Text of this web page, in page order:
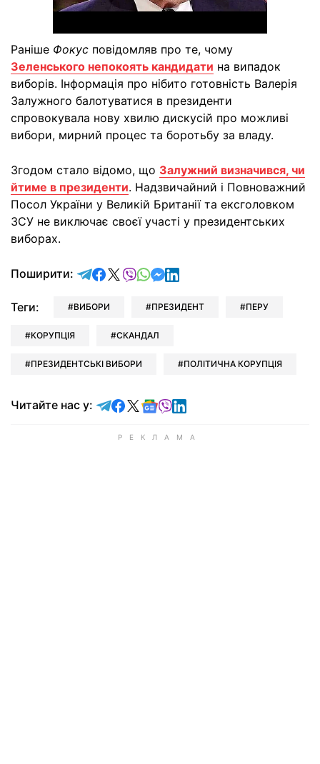
Раніше Фокус повідомляв про те, чому
Зеленського непокоять кандидати на випадок
виборів. Інформація про нібито готовність Валерія
Залужного балотуватися в президенти
спровокувала нову хвилю дискусій про можливі
вибори, мирний процес та боротьбу за владу.
Згодом стало відомо, що Залужний визначився, чи
йтиме в президенти. Надзвичайний і Повноважний
Посол України у Великій Британії та ексголовком
ЗСУ не виключає своєї участі у президентських
виборах.
Поширити: відправити у Telegram
поділитись у Facebook
поділитись у X
відправити у Viber
відправити у Whatsapp
відправити у Messenger
відправити у LinkedIn
Теги: ВИБОРИ ПРЕЗИДЕНТ ПЕРУ
КОРУПЦІЯ СКАНДАЛ
ПРЕЗИДЕНТСЬКІ ВИБОРИ ПОЛІТИЧНА КОРУПЦІЯ
Читайте нас у: Читайте у Telegram
Читайте у Facebook
Читайте у X
Читайте у Google news
Читайте у Viber
Читайте у LinkedIn